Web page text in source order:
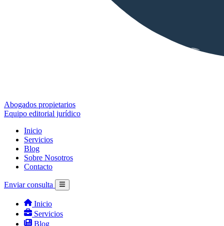
Abogados propietarios
Equipo editorial jurídico
Inicio
Servicios
Blog
Sobre Nosotros
Contacto
Enviar consulta
Inicio
Servicios
Blog